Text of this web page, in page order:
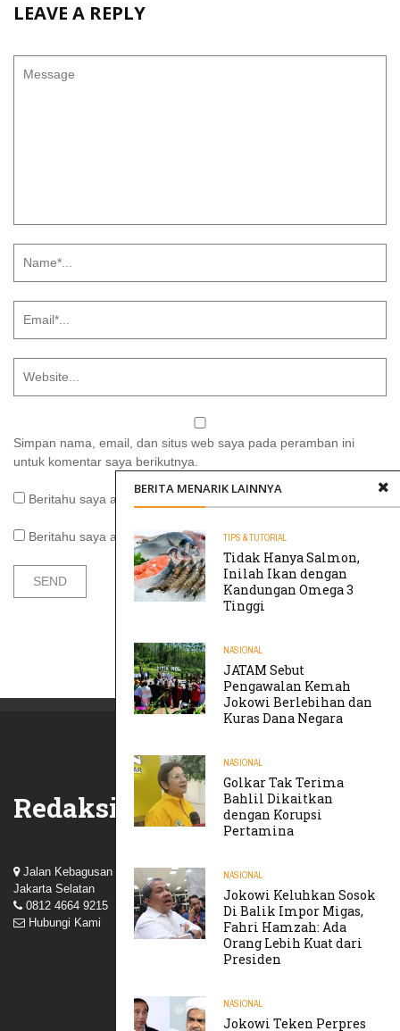
LEAVE A REPLY
Simpan nama, email, dan situs web saya pada peramban ini
untuk komentar saya berikutnya.
Beritahu saya akan tindak lanjut komentar melalui surel.
Beritahu saya akan tulisan baru melalui surel.
BERITA MENARIK LAINNYA
TIPS & TUTORIAL
Tidak Hanya Salmon,
Inilah Ikan dengan
Kandungan Omega 3
Tinggi
NASIONAL
JATAM Sebut
Pengawalan Kemah
Jokowi Berlebihan dan
Kuras Dana Negara
NASIONAL
Golkar Tak Terima
Bahlil Dikaitkan
dengan Korupsi
Pertamina
NASIONAL
Jokowi Keluhkan Sosok
Di Balik Impor Migas,
Fahri Hamzah: Ada
Orang Lebih Kuat dari
Presiden
NASIONAL
Jokowi Teken Perpres
Redaksi
Jalan Kebagusan III, Perum Nuansa Kebagusan, Pasar Minggu,
Jakarta Selatan
0812 4664 9215
Hubungi Kami